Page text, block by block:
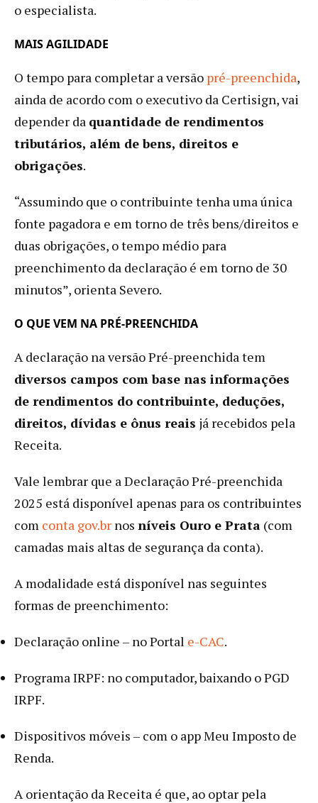
o especialista.
MAIS AGILIDADE
O tempo para completar a versão pré-preenchida,
ainda de acordo com o executivo da Certisign, vai
depender da quantidade de rendimentos
tributários, além de bens, direitos e
obrigações.
“Assumindo que o contribuinte tenha uma única
fonte pagadora e em torno de três bens/direitos e
duas obrigações, o tempo médio para
preenchimento da declaração é em torno de 30
minutos”, orienta Severo.
O QUE VEM NA PRÉ-PREENCHIDA
A declaração na versão Pré-preenchida tem
diversos campos com base nas informações
de rendimentos do contribuinte, deduções,
direitos, dívidas e ônus reais já recebidos pela
Receita.
Vale lembrar que a Declaração Pré-preenchida
2025 está disponível apenas para os contribuintes
com conta gov.br nos níveis Ouro e Prata (com
camadas mais altas de segurança da conta).
A modalidade está disponível nas seguintes
formas de preenchimento:
Declaração online – no Portal e-CAC.
Programa IRPF: no computador, baixando o PGD
IRPF.
Dispositivos móveis – com o app Meu Imposto de
Renda.
A orientação da Receita é que, ao optar pela